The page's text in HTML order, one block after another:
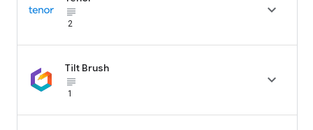
subject_black
2

Tilt Brush
subject_black
1
